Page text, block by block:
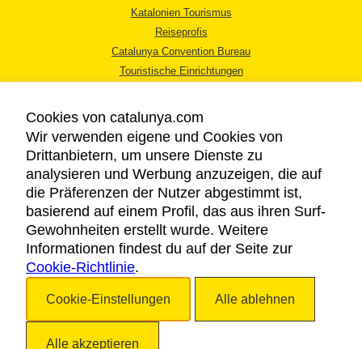
Katalonien Tourismus
Reiseprofis
Catalunya Convention Bureau
Touristische Einrichtungen
RECHTLICHER HINWEIS
DATENSCHUTZICHTLINIE
COOKIES
BARRIEREFREIHEIT
Cookies von catalunya.com
Wir verwenden eigene und Cookies von
Drittanbietern, um unsere Dienste zu
analysieren und Werbung anzuzeigen, die auf
die Präferenzen der Nutzer abgestimmt ist,
basierend auf einem Profil, das aus ihren Surf-
Gewohnheiten erstellt wurde. Weitere
Informationen findest du auf der Seite zur
Cookie-Richtlinie.
Cookie-Einstellungen Alle ablehnen
Alle akzeptieren